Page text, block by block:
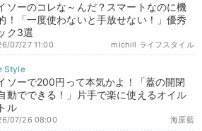
ソーのコレな～んだ？スマートなのに機
！「一度使わないと手放せない！」優秀
ク3選
michill ライフスタイル
07/27 11:00
ソーで200円って本気かよ！「蓋の開閉
動でできる！」片手で楽に使えるオイル
ル
海原藍
07/26 08:00